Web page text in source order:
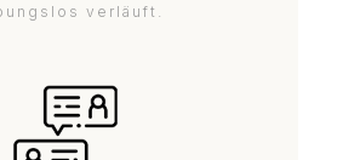
verläuft.